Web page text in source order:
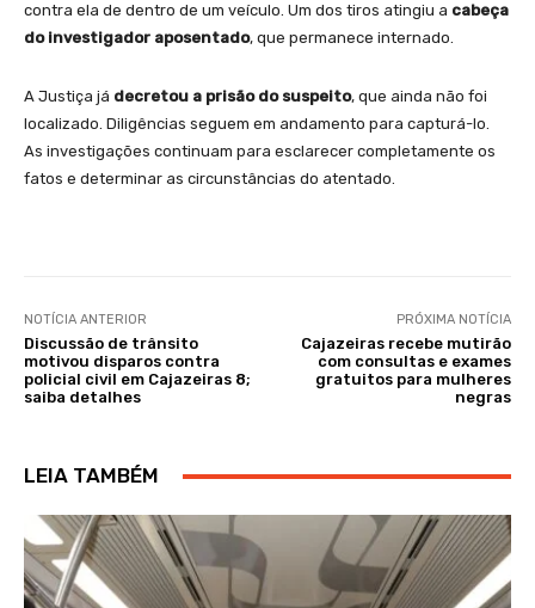
contra ela de dentro de um veículo. Um dos tiros atingiu a cabeça
do investigador aposentado, que permanece internado.
A Justiça já decretou a prisão do suspeito, que ainda não foi
localizado. Diligências seguem em andamento para capturá-lo.
As investigações continuam para esclarecer completamente os
fatos e determinar as circunstâncias do atentado.
NOTÍCIA ANTERIOR
Discussão de trânsito
motivou disparos contra
policial civil em Cajazeiras 8;
saiba detalhes
PRÓXIMA NOTÍCIA
Cajazeiras recebe mutirão
com consultas e exames
gratuitos para mulheres
negras
LEIA TAMBÉM